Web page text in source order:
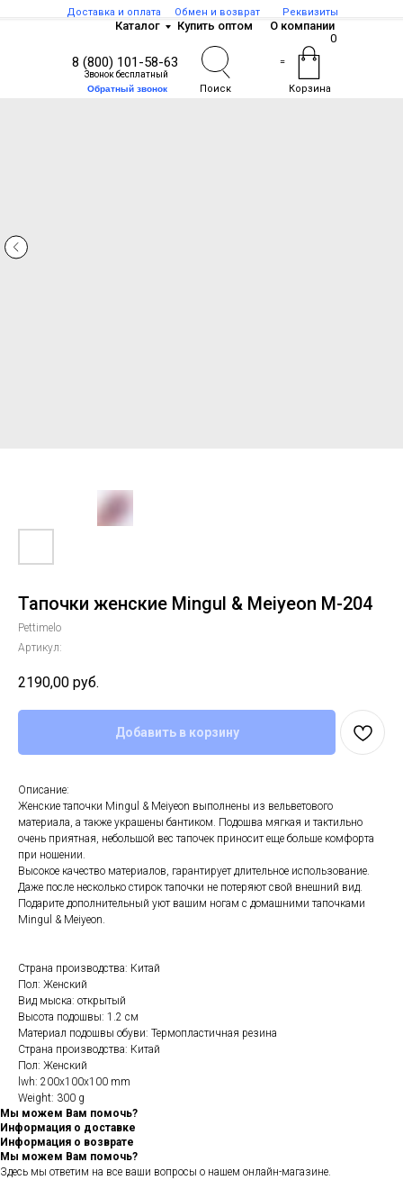
8 (800) 101-58-63
Звонок бесплатный
Каталог Купить оптом О компании
Доставка и оплата Обмен и возврат Реквизиты
0
=
Обратный звонок Поиск Корзина
Тапочки женские Mingul & Meiyeon М-204
Pettimelo
Артикул:
2190,00 руб.
Добавить в корзину
Описание:
Женские тапочки Mingul & Meiyeon выполнены из вельветового
материала, а также украшены бантиком. Подошва мягкая и тактильно
очень приятная, небольшой вес тапочек приносит еще больше комфорта
при ношении.
Высокое качество материалов, гарантирует длительное использование.
Даже после несколько стирок тапочки не потеряют свой внешний вид.
Подарите дополнительный уют вашим ногам с домашними тапочками
Mingul & Meiyeon.
Страна производства: Китай
Пол: Женский
Вид мыска: открытый
Высота подошвы: 1.2 см
Материал подошвы обуви: Термопластичная резина
Страна производства: Китай
Пол: Женский
lwh: 200x100x100 mm
Weight: 300 g
Мы можем Вам помочь?
Информация о доставке
Информация о возврате
Мы можем Вам помочь?
Здесь мы ответим на все ваши вопросы о нашем онлайн-магазине.